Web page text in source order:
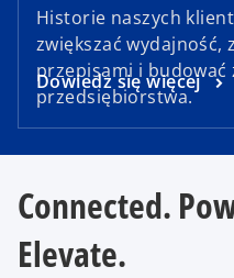
Historie naszych
zwiększać wydajność,
przepisami i budować
przedsiębiorstwa.
Dowiedz się więcej
Connected.
Elevate.